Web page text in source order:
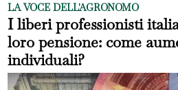
LA VOCE DELL'AGRONOMO
I liberi professionisti
loro pensione: come
individuali?